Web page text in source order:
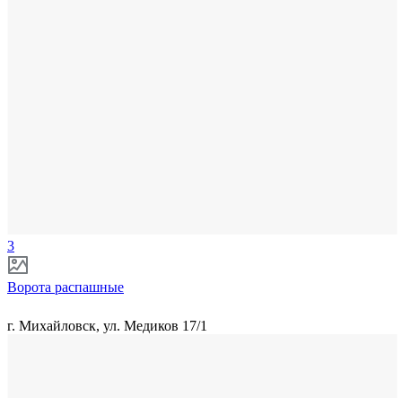
3
Ворота распашные
г. Михайловск, ул. Медиков 17/1